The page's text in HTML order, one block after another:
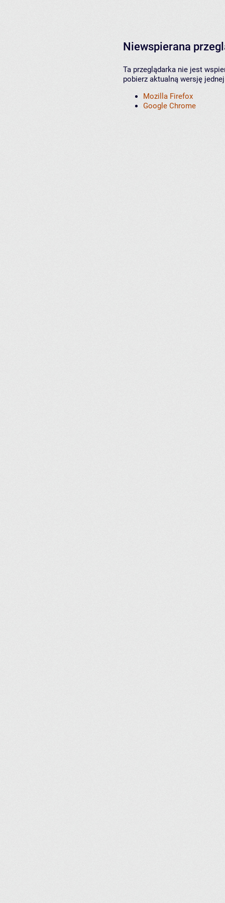
Niewspierana
Ta przeglądarka nie jest
pobierz aktualną wersję
Mozilla Firefox
Google Chrome